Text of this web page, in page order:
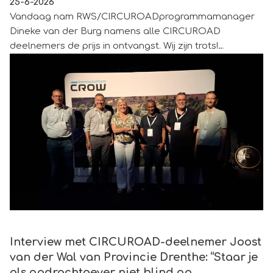
Vandaag nam RWS/CIRCUROADprogrammamanager
Dineke van der Burg namens alle CIRCUROAD
deelnemers de prijs in ontvangst. Wij zijn trots!
Wat we indienden? Waarom deelnemers onze
ketensamenwerking op weg naar fossielvrij asfalt zo
effectief vinden:
Interview met CIRCUROAD-deelnemer Joost van der
Interview met CIRCUROAD-deelnemer Joost
van der Wal van Provincie Drenthe: “Staar je